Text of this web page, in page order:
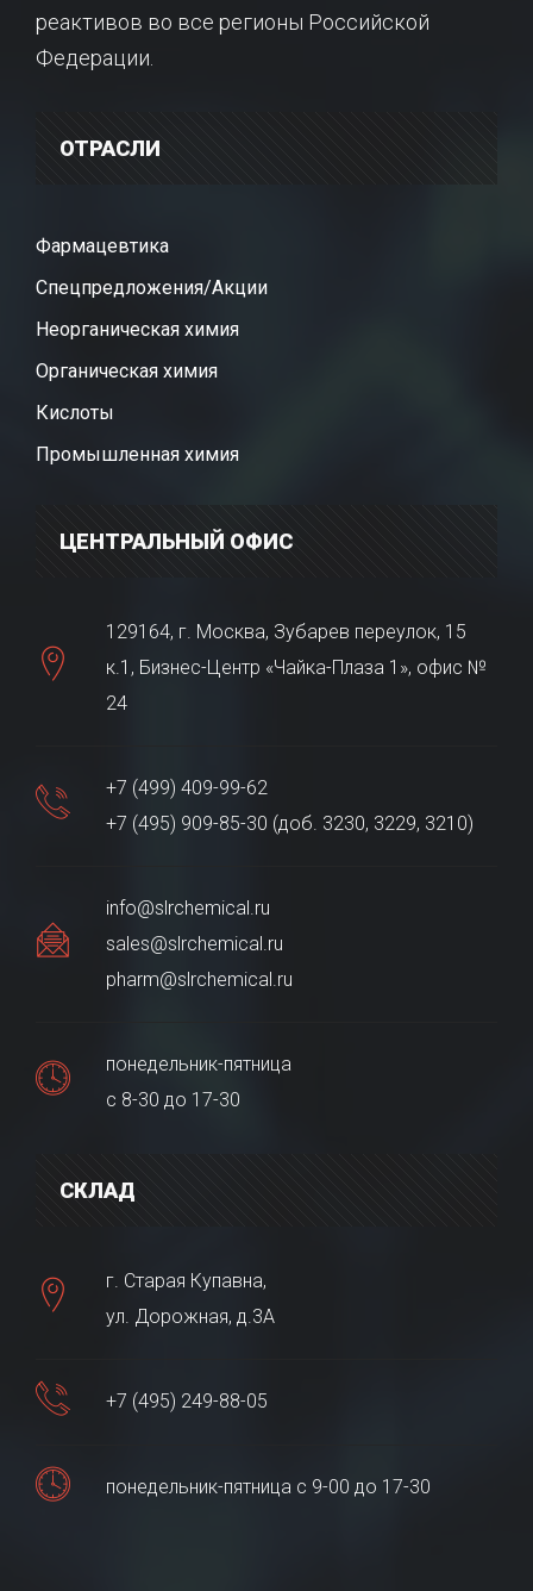
реактивов во все регионы Российской
Федерации.
ОТРАСЛИ
Фармацевтика
Спецпредложения/Акции
Неорганическая химия
Органическая химия
Кислоты
Промышленная химия
ЦЕНТРАЛЬНЫЙ ОФИС
129164, г. Москва, Зубарев переулок, 15
к.1, Бизнес-Центр «Чайка-Плаза 1», офис №
24
+7 (499) 409-99-62
+7 (495) 909-85-30 (доб. 3230, 3229, 3210)
info@slrchemical.ru
sales@slrchemical.ru
pharm@slrchemical.ru
понедельник-пятница
с 8-30 до 17-30
СКЛАД
г. Старая Купавна,
ул. Дорожная, д.3А
+7 (495) 249-88-05
понедельник-пятница с 9-00 до 17-30